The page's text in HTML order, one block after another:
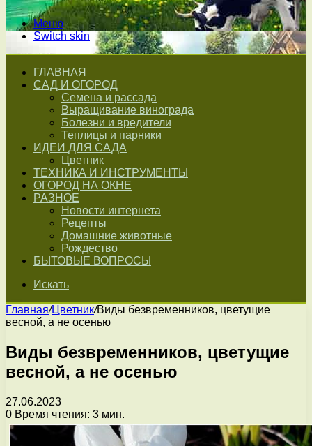
Меню
Switch skin
ГЛАВНАЯ
САД И ОГОРОД
Семена и рассада
Выращивание винограда
Болезни и вредители
Теплицы и парники
ИДЕИ ДЛЯ САДА
Цветник
ТЕХНИКА И ИНСТРУМЕНТЫ
ОГОРОД НА ОКНЕ
РАЗНОЕ
Новости интернета
Рецепты
Домашние животные
Рождество
БЫТОВЫЕ ВОПРОСЫ
Искать
Главная/Цветник/Виды безвременников, цветущие
весной, а не осенью
Виды безвременников, цветущие
весной, а не осенью
27.06.2023
0 Время чтения: 3 мин.